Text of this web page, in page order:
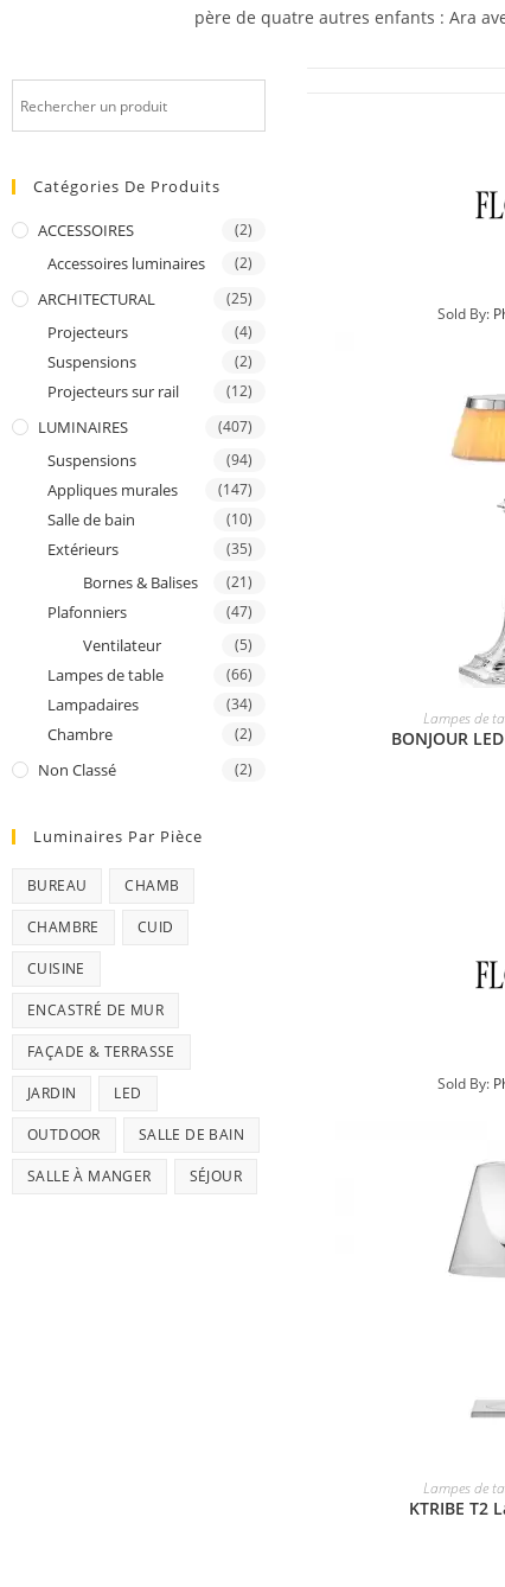
père de quatre autres enfants : Ara
Catégories De Produits
ACCESSOIRES (2)
Accessoires luminaires (2)
ARCHITECTURAL (25)
Projecteurs (4)
Suspensions (2)
Projecteurs sur rail (12)
LUMINAIRES (407)
Suspensions (94)
Appliques murales (147)
Salle de bain (10)
Extérieurs (35)
Bornes & Balises (21)
Plafonniers (47)
Ventilateur (5)
Lampes de table (66)
Lampadaires (34)
Chambre (2)
Non Classé (2)
Luminaires Par Pièce
BUREAU CHAMB
CHAMBRE CUID
CUISINE
ENCASTRÉ DE MUR
FAÇADE & TERRASSE
JARDIN LED
OUTDOOR SALLE DE BAIN
SALLE À MANGER SÉJOUR
Sold By:
Lampes de
BONJOUR
Sold By:
Lampes de
KTRIBE T2